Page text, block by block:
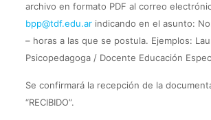
archivo en formato PDF al correo
bpp@tdf.edu.arindicando en el asunto:
– horas a las que se postula. Ejemplos:
Psicopedagoga / Docente Educación
Se confirmará la recepción de la
“RECIBIDO”.